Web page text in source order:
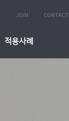
JOIN CONTACT
적용사례